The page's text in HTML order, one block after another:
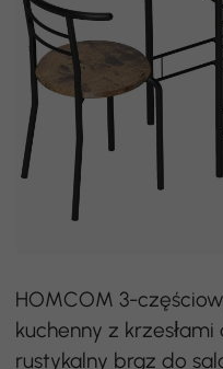
HOMCOM 3-
kuchenny z
rustykalny brąz do